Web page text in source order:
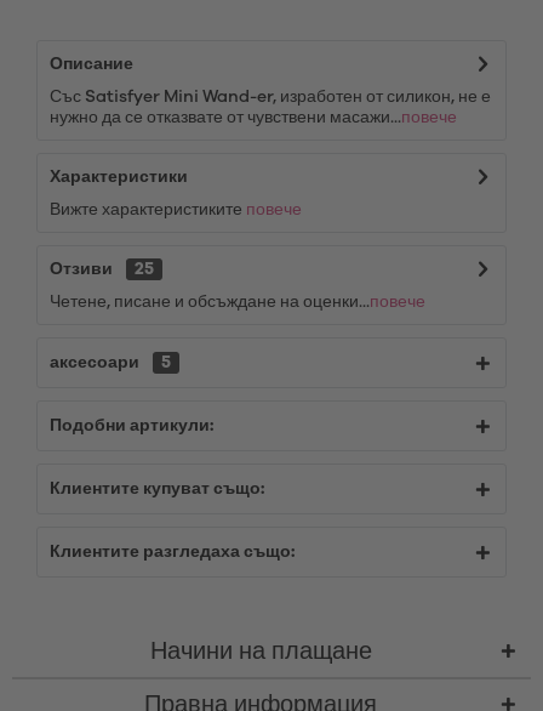
Описание
Със Satisfyer Mini Wand-er, изработен от силикон, не е
нужно да се отказвате от чувствени масажи...повече
Характеристики
Вижте характеристиките повече
Отзиви
25
Четене, писане и обсъждане на оценки...повече
аксесоари 5
Подобни артикули:
Клиентите купуват също:
Клиентите разгледаха също:
Начини на плащане
Правна информация